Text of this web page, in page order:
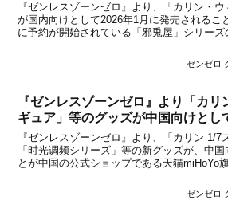
『ゼンレスゾーンゼロ』より、「カリン・ウ
が国内向けとして2026年1月に発売されるこ
に予約が開始されている「邪兎屋」シリー
「阵营シリーズ ヴィクトリア家政(维多利亚
画がついに始動！「カリン」と「ライカン」
ゼンゼロ
『ゼンレスゾーンゼロ』より「カリ
ギュア」等のグッズが中国向けとし
『ゼンレスゾーンゼロ』より、「カリン 1/
「时光调频シリーズ」等の新グッズが、中
とが中国の公式ショップである天猫miHoYo
イトで発表になりました。いずれのグッズ
米游铺で2025年2月28日から予約受付...ゼンゼロ